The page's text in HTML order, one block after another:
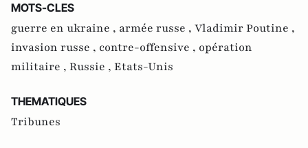
MOTS-CLES
guerre en ukraine , armée russe , Vladimir Poutine ,
invasion russe , contre-offensive , opération
militaire , Russie , Etats-Unis
THEMATIQUES
Tribunes